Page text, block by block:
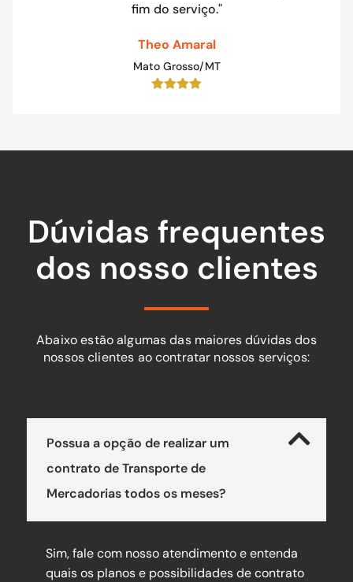
fim do serviço."
Theo Amaral
Mato Grosso/MT
Dúvidas frequentes
dos nosso clientes
Abaixo estão algumas das maiores dúvidas dos
nossos clientes ao contratar nossos serviços:
Possua a opção de realizar um
contrato de Transporte de
Mercadorias todos os meses?
Sim, fale com nosso atendimento e entenda
quais os planos e possibilidades de contrato